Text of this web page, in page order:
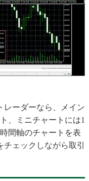
ーダーなら、メイン
、ミニチャートには1
間軸のチャートを表
ェックしながら取引